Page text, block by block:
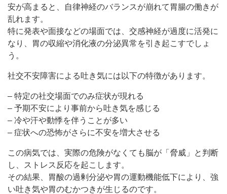
安が高まると、自律神経のバランスが崩れて胃腸の働きが
乱れます。
特に発表や面接などの場面では、交感神経が過度に活発に
なり、胃の収縮や消化液の分泌異常を引き起こすでしょ
う。
社交不安障害による吐き気には以下の特徴があります。
– 特定の社交場面でのみ症状が現れる
– 予期不安により事前から吐き気を感じる
– 冷や汗や動悸を伴うことが多い
– 症状への恐怖がさらに不安を増大させる
この病気では、実際の危険がなくても脳が「脅威」と判断
し、ストレス反応を起こします。
その結果、胃酸の過剰分泌や胃の運動機能低下により、強
い吐き気や胃のむかつきが生じるのです。